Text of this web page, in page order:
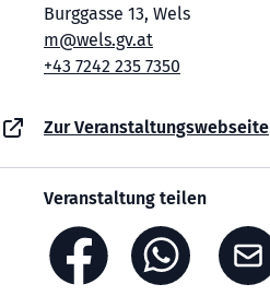
Burggasse 13, Wels
m@wels.gv.at
+43 7242 235 7350
Zur Veranstaltungswebseite
Veranstaltung teilen